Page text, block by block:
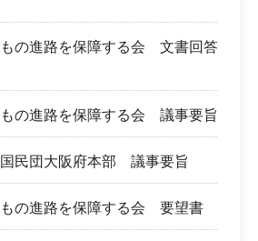
の進路を保障する会 文書回答
の進路を保障する会 議事要旨
民団大阪府本部 議事要旨
の進路を保障する会 要望書